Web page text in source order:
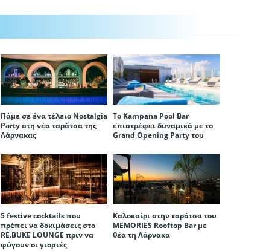
Πάμε σε ένα τέλειο Nostalgia
Party στη νέα ταράτσα της
Λάρνακας
Το Kampana Pool Bar
επιστρέφει δυναμικά με το
Grand Opening Party του
5 festive cocktails που
πρέπει να δοκιμάσεις στο
RE.BUKE LOUNGE πριν να
φύγουν οι γιορτές
Καλοκαίρι στην ταράτσα του
MEMORIES Rooftop Bar με
θέα τη Λάρνακα